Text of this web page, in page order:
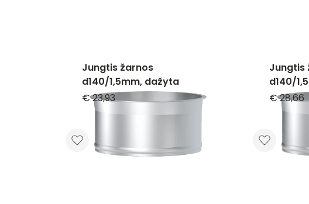
Jungtis žarnos
d140/1,5mm, dažyta
€ 23,93
Jungtis
d140/
€ 28,66